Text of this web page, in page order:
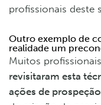
profissionais deste
Outro exemplo de
realidade um
Muitos
revisitaram esta
ações de